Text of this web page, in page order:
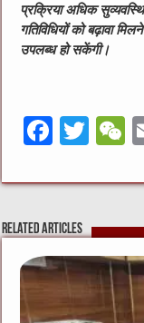
प्रक्रिया अधिक
गतिविधियों को बढ़ावा
उपलब्ध हो सकेंगी।
F
c
e
b
o
o
T
it
te
r
C
h
Related Articles